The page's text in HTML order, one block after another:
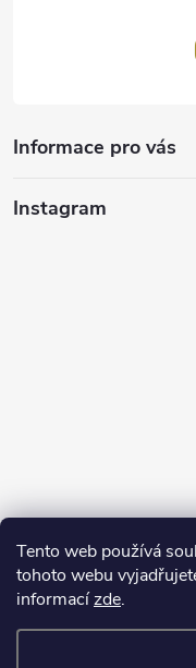
Tento web používá
tohoto webu
informacízde.
Informace pro vás
Instagram
Sledovat na